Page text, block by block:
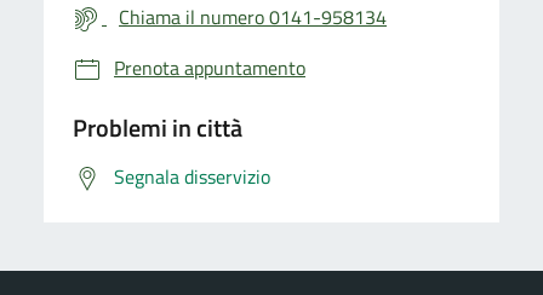
Chiama il numero 0141-958134
Prenota appuntamento
Problemi in città
Segnala disservizio